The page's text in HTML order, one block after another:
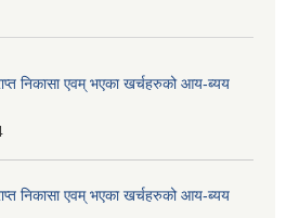
निकासा एवम् भएका खर्चहरुको आय-ब्यय
निकासा एवम् भएका खर्चहरुको आय-ब्यय